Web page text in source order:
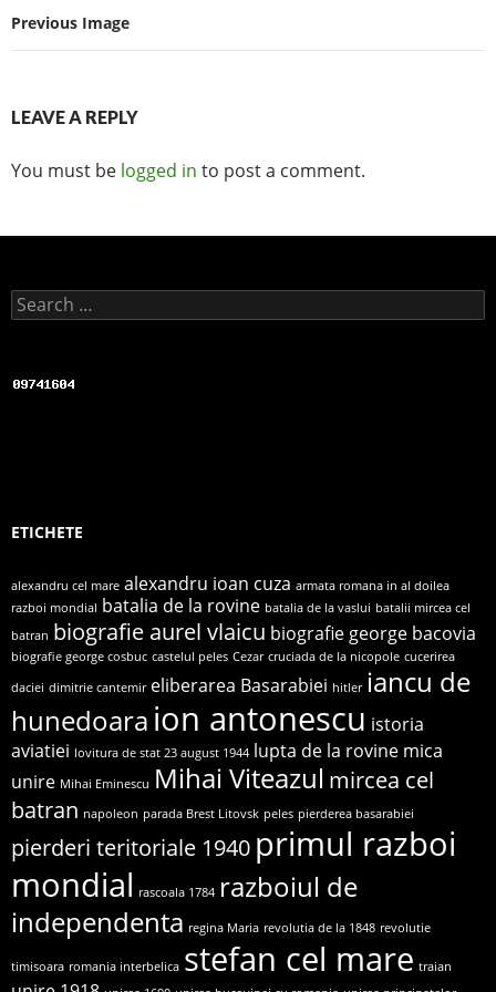
b
t
a
Previous Image
LEAVE A REPLY
You must be logged in to post a comment.
Search for:
ETICHETE
alexandru cel mare alexandru ioan cuza armata romana in al doilea
razboi mondial batalia de la rovine batalia de la vaslui batalii mircea cel
batran biografie aurel vlaicu biografie george bacovia
biografie george cosbuc castelul peles Cezar cruciada de la nicopole cucerirea
daciei dimitrie cantemir eliberarea Basarabiei hitler iancu de
hunedoara ion antonescu istoria
aviatiei lovitura de stat 23 august 1944 lupta de la rovine mica
unire Mihai Eminescu Mihai Viteazul mircea cel
batran napoleon parada Brest Litovsk peles pierderea basarabiei
pierderi teritoriale 1940 primul razboi
mondial rascoala 1784 razboiul de
independenta regina Maria revolutia de la 1848 revolutie
timisoara romania interbelica stefan cel mare traian